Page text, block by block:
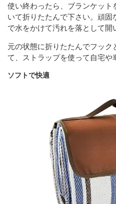
使い終わったら、ブランケッ
いて折りたたんで下さい。頑
で水をかけて汚れを落として開
元の状態に折りたたんでフック
て、ストラップを使って自宅や
ソフトで快適